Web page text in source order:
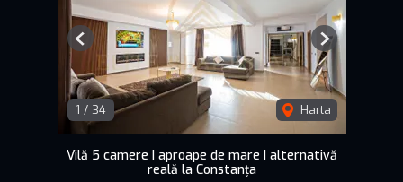
1 / 34 Harta
Previous Next
Vilă 5 camere | aproape de mare | alternativă
reală la Constanța